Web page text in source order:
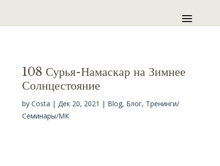
108 Сурья-Намаскар на Зимнее
Солнцестояние
by Costa | Дек 20, 2021 | Blog, Блог, Тренинги/
Семинары/МК